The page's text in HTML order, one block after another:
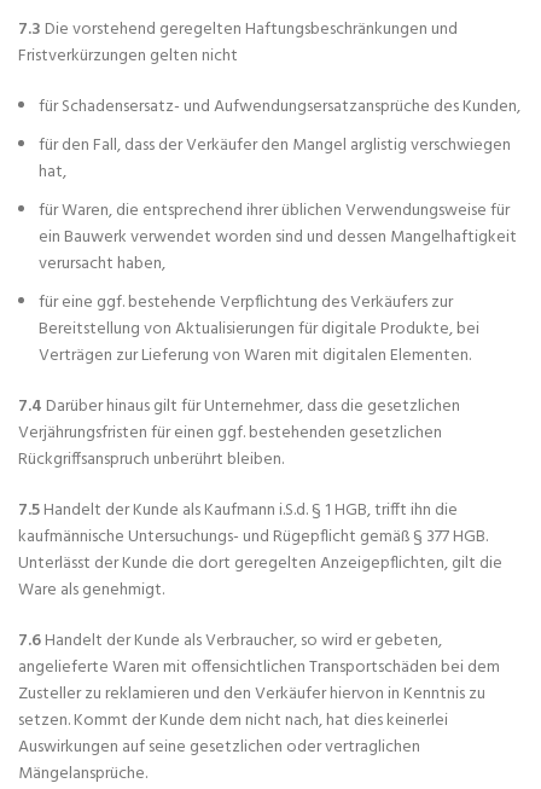
7.3 Die vorstehend geregelten Haftungsbeschränkungen und
Fristverkürzungen gelten nicht
für Schadensersatz- und Aufwendungsersatzansprüche des Kunden,
für den Fall, dass der Verkäufer den Mangel arglistig verschwiegen
hat,
für Waren, die entsprechend ihrer üblichen Verwendungsweise für
ein Bauwerk verwendet worden sind und dessen Mangelhaftigkeit
verursacht haben,
für eine ggf. bestehende Verpflichtung des Verkäufers zur
Bereitstellung von Aktualisierungen für digitale Produkte, bei
Verträgen zur Lieferung von Waren mit digitalen Elementen.
7.4 Darüber hinaus gilt für Unternehmer, dass die gesetzlichen
Verjährungsfristen für einen ggf. bestehenden gesetzlichen
Rückgriffsanspruch unberührt bleiben.
7.5Handelt der Kunde als Kaufmann i.S.d. § 1 HGB, trifft ihn die
kaufmännische Untersuchungs- und Rügepflicht gemäß § 377 HGB.
Unterlässt der Kunde die dort geregelten Anzeigepflichten, gilt die
Ware als genehmigt.
7.6Handelt der Kunde als Verbraucher, so wird er gebeten,
angelieferte Waren mit offensichtlichen Transportschäden bei dem
Zusteller zu reklamieren und den Verkäufer hiervon in Kenntnis zu
setzen. Kommt der Kunde dem nicht nach, hat dies keinerlei
Auswirkungen auf seine gesetzlichen oder vertraglichen
Mängelansprüche.